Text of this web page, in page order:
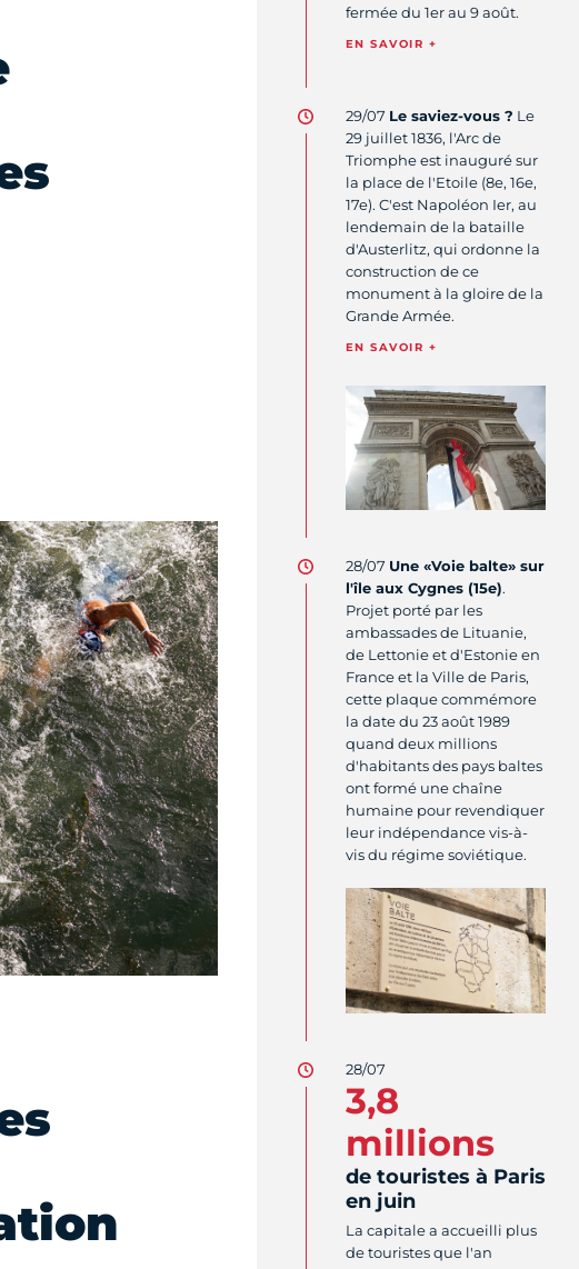
fermée du 1er au 9 août.
EN SAVOIR +
29/07 Le saviez-vous ? Le
29 juillet 1836, l'Arc de
Triomphe est inauguré sur
la place de l'Etoile (8e, 16e,
17e). C'est Napoléon Ier, au
lendemain de la bataille
d'Austerlitz, qui ordonne la
construction de ce
monument à la gloire de la
Grande Armée.
EN SAVOIR +
28/07 Une «Voie balte» sur
l'île aux Cygnes (15e).
Projet porté par les
ambassades de Lituanie,
de Lettonie et d'Estonie en
France et la Ville de Paris,
cette plaque commémore
la date du 23 août 1989
quand deux millions
d'habitants des pays baltes
ont formé une chaîne
humaine pour revendiquer
leur indépendance vis-à-
vis du régime soviétique.
28/07
3,8
millions
de touristes à Paris
en juin
La capitale a accueilli plus
de touristes que l'an